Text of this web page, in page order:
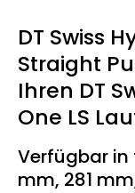
DT Swiss
Straight
Ihren DT
One LS
Verfügbar in
mm, 281